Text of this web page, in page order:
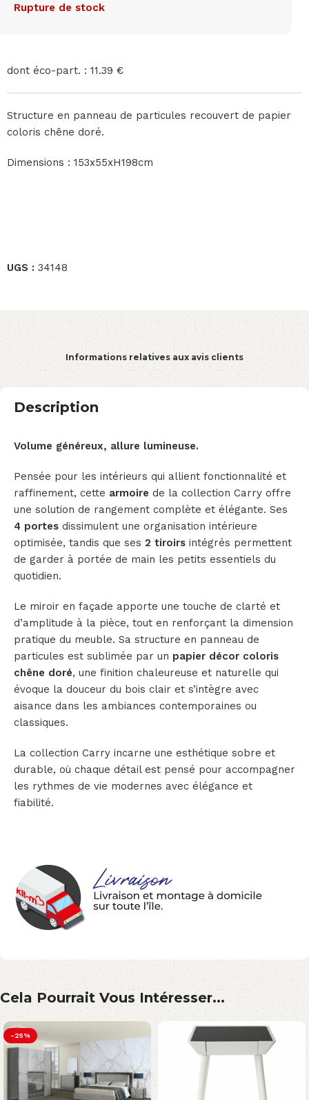
Rupture de stock
dont éco-part. : 11.39 €
Structure en panneau de particules recouvert de papier
coloris chêne doré.
Dimensions : 153x55xH198cm
UGS : 34148
Informations relatives aux avis clients
Description
Volume généreux, allure lumineuse.
Pensée pour les intérieurs qui allient fonctionnalité et
raffinement, cette armoire de la collection Carry offre
une solution de rangement complète et élégante. Ses
4 portes dissimulent une organisation intérieure
optimisée, tandis que ses 2 tiroirs intégrés permettent
de garder à portée de main les petits essentiels du
quotidien.
Le miroir en façade apporte une touche de clarté et
d’amplitude à la pièce, tout en renforçant la dimension
pratique du meuble. Sa structure en panneau de
particules est sublimée par un papier décor coloris
chêne doré, une finition chaleureuse et naturelle qui
évoque la douceur du bois clair et s’intègre avec
aisance dans les ambiances contemporaines ou
classiques.
La collection Carry incarne une esthétique sobre et
durable, où chaque détail est pensé pour accompagner
les rythmes de vie modernes avec élégance et
fiabilité.
Cela Pourrait Vous Intéresser...
-25%